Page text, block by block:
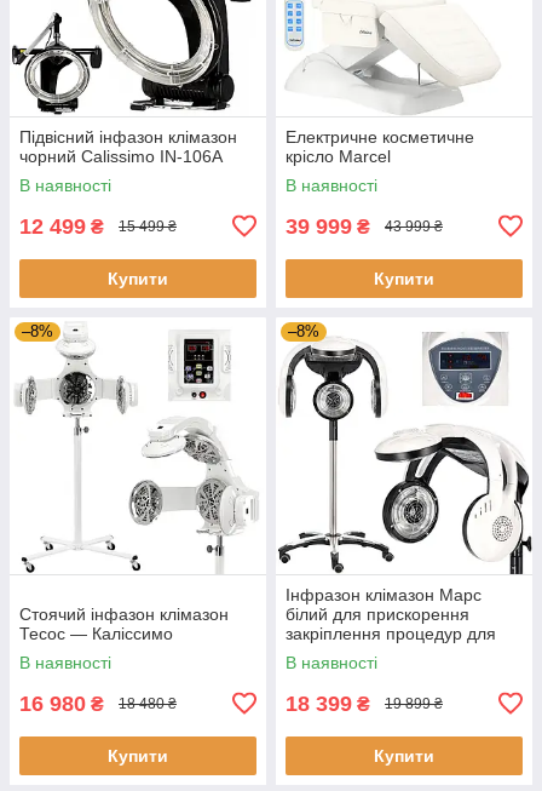
Підвісний інфазон клімазон
чорний Calissimo IN-106A
В наявності
12 499 ₴ 15 499 ₴
Купити
Електричне косметичне
крісло Marcel
В наявності
39 999 ₴ 43 999 ₴
Купити
–8%
Стоячий інфазон клімазон
Тесос — Каліссимо
В наявності
16 980 ₴ 18 480 ₴
Купити
–8%
Інфразон клімазон Марс
білий для прискорення
закріплення процедур для
догляду
В наявності
18 399 ₴ 19 899 ₴
Купити